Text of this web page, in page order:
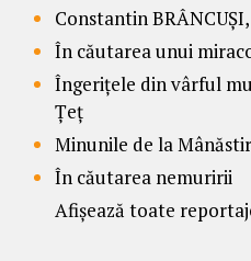
Constantin
În căutarea unui
Îngerițele din vârful
Țeț
Minunile de la
În căutarea nemuririi
Afișează toate